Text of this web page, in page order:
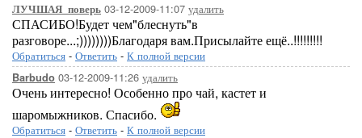
ЛУЧШАЯ_поверь 03-12-2009-11:07 удалить
СПАСИБО!Будет чем"блеснуть"в
разговоре...;))))))))Благодаря вам.Присылайте ещё..!!!!!!!!!
Обратиться - Ответить - К полной версии
Barbudo 03-12-2009-11:26 удалить
Очень интересно! Особенно про чай, кастет и
шаромыжников. Спасибо.
Обратиться - Ответить - К полной версии